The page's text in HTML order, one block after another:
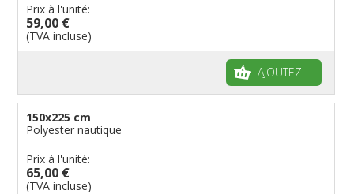
Prix à l'unité:
59,00 €
(TVA incluse)
AJOUTEZ
150x225 cm
Polyester nautique
Prix à l'unité:
65,00 €
(TVA incluse)